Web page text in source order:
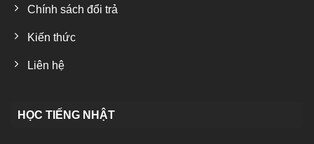
Chính sách đổi trả
Kiến thức
Liên hệ
HỌC TIẾNG NHẬT